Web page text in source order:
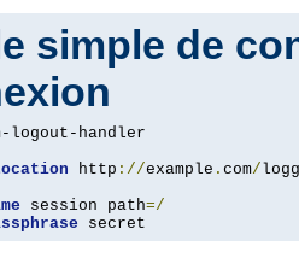
simple de
http ://example . com/
session path=/
secret